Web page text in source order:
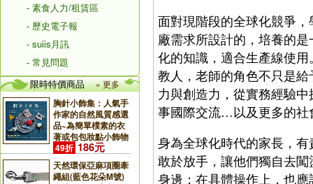
- 素食人力/租賃區
- 歷史電子報
- suiis月訊
- 常見問題
限時特價商品
» 更多
胸針小飾集：人氣手
作家的自然風質感選
品~為簡單樸素的衣
著或包包妝點小飾物
49折 186元
天然環保亞麻項圈牽
繩組(藍色花朵M號)
面對現階段的全球化競爭
廠需求所設計的，培養的
化的知識，適合生產線使
教人，老師的角色不只是
力與創造力，從實務經驗
事國際交流…以及更多的社
身為全球化時代的家長，
敢於放手，讓他們獨自去
身邊；在具體操作上，也